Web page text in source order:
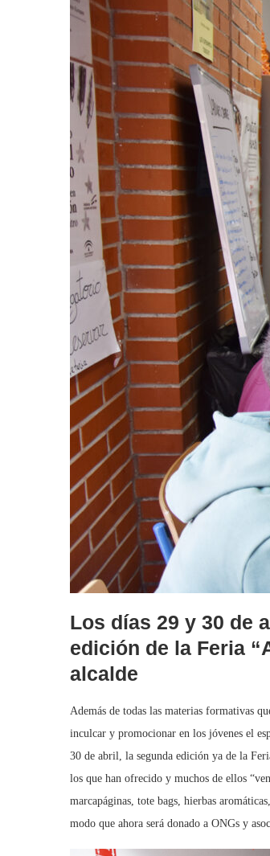
Los días 29 y 30 de
edición de la Feria
alcalde
Además de todas las materias formativas
inculcar y promocionar en los jóvenes el
30 de abril, la segunda edición ya de la
los que han ofrecido y muchos de ellos
marcapáginas, tote bags, hierbas
modo que ahora será donado a ONGs y